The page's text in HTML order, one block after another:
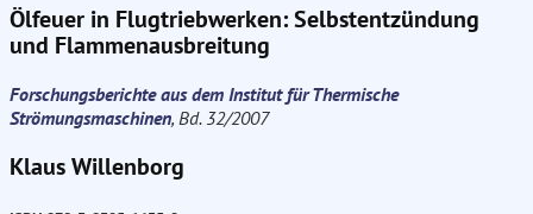
Ölfeuer in Flugtriebwerken: Selbstentzündung
und Flammenausbreitung
Forschungsberichte aus dem Institut für Thermische
Strömungsmaschinen, Bd. 32/2007
Klaus Willenborg